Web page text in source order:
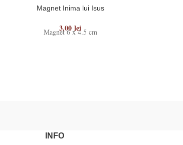
Magnet Inima lui Isus
3,00 lei
Magnet 6 x 4.5 cm
INFO